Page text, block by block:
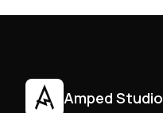
Amped Studio